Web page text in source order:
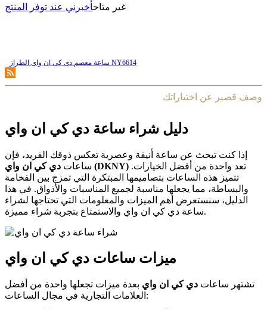
غير متاحأخبرني عند توفر المنتج
ساعة معصم دی کی ان وای الطراز NY6614
وصف قصير عن اختياراتك
دليل شراء ساعة دي كي ان واي
إذا كنت تبحث عن ساعة أنيقة وعصرية تعكس ذوقك الفريد، فإن
ساعات دي كي ان واي (DKNY)
تتميز هذه الساعات بتصاميمها المبتكرة التي تمزج بين الفخامة
والبساطة، مما يجعلها مناسبة لجميع المناسبات والأذواق. في هذا
الدليل، سنستعرض أهم الميزات والمعلومات التي تحتاجها لشراء
ساعة دي كي ان واي والاستمتاع بتجربة شراء مميزة.
ميزات ساعات دي كي ان واي
تشتهر ساعات دي كي ان واي بعدة ميزات تجعلها واحدة من أفضل
العلامات التجارية في مجال الساعات: